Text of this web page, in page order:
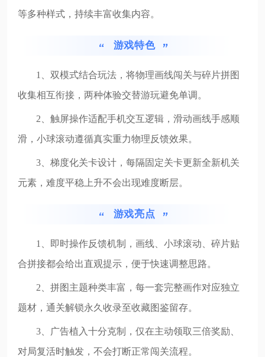
等多种样式，持续丰富收集内容。
游戏特色
1、双模式结合玩法，将物理画线闯关与碎片拼图
收集相互衔接，两种体验交替游玩避免单调。
2、触屏操作适配手机交互逻辑，滑动画线手感顺
滑，小球滚动遵循真实重力物理反馈效果。
3、梯度化关卡设计，每隔固定关卡更新全新机关
元素，难度平稳上升不会出现难度断层。
游戏亮点
1、即时操作反馈机制，画线、小球滚动、碎片贴
合拼接都会给出直观提示，便于快速调整思路。
2、拼图主题种类丰富，每一套完整画作对应独立
题材，通关解锁永久收录至收藏图鉴留存。
3、广告植入十分克制，仅在主动领取三倍奖励、
对局复活时触发，不会打断正常闯关流程。